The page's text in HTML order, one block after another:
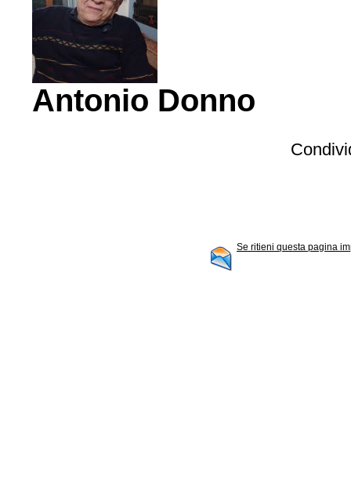
Antonio Donno
Se ritieni questa pagina